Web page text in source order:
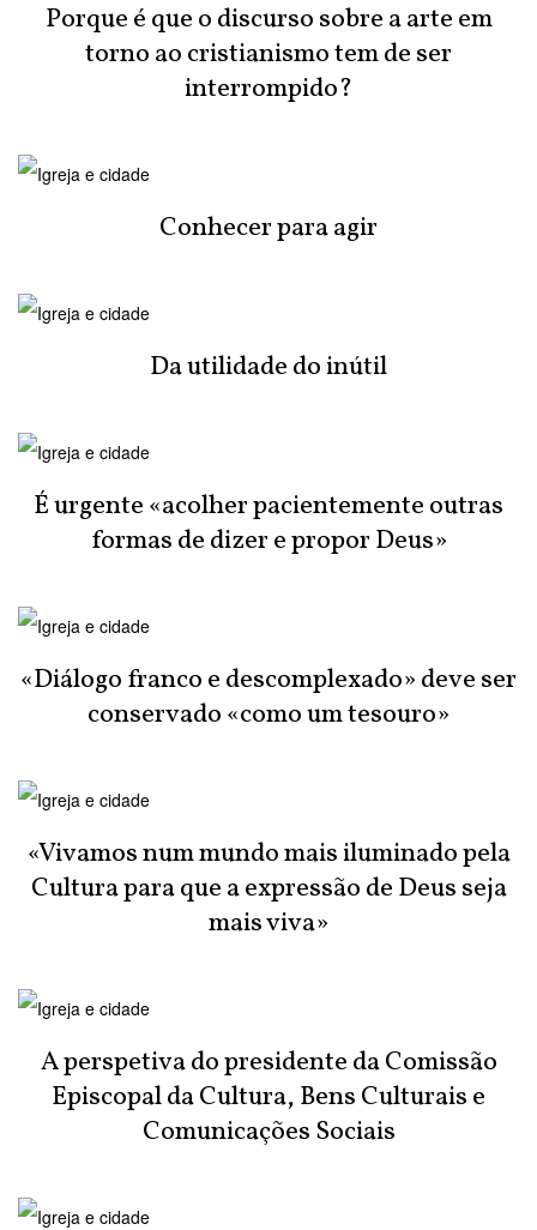
Porque é que o discurso sobre a arte em
torno ao cristianismo tem de ser
interrompido?
Conhecer para agir
Da utilidade do inútil
É urgente «acolher pacientemente outras
formas de dizer e propor Deus»
«Diálogo franco e descomplexado» deve ser
conservado «como um tesouro»
«Vivamos num mundo mais iluminado pela
Cultura para que a expressão de Deus seja
mais viva»
A perspetiva do presidente da Comissão
Episcopal da Cultura, Bens Culturais e
Comunicações Sociais